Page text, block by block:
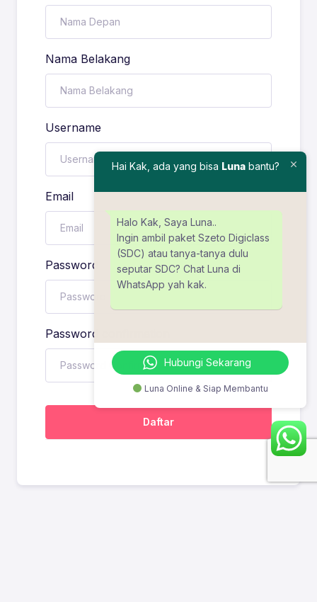
Nama Belakang
Username
Email
Password
Password confirmation
Daftar
Hai Kak, ada yang bisa Luna bantu?
Halo Kak, Saya Luna..
Ingin ambil paket Szeto Digiclass
(SDC) atau tanya-tanya dulu
seputar SDC? Chat Luna di
WhatsApp yah kak.
Hubungi Sekarang
Luna Online & Siap Membantu